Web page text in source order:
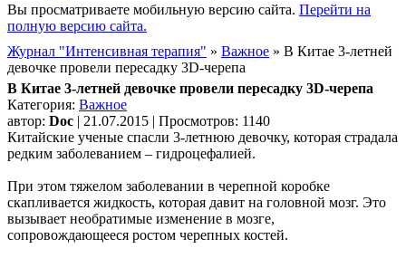
Вы просматриваете мобильную версию сайта. Перейти на
полную версию сайта.
Журнал "Интенсивная терапия" » Важное » В Китае 3-летней
девочке провели пересадку 3D-черепа
В Китае 3-летней девочке провели пересадку 3D-черепа
Категория: Важное
автор: Doc | 21.07.2015 | Просмотров: 1140
Китайские ученые спасли 3-летнюю девочку, которая страдала
редким заболеванием – гидроцефалией.
При этом тяжелом заболевании в черепной коробке
скапливается жидкость, которая давит на головной мозг. Это
вызывает необратимые изменение в мозге,
сопровождающееся ростом черепных костей.